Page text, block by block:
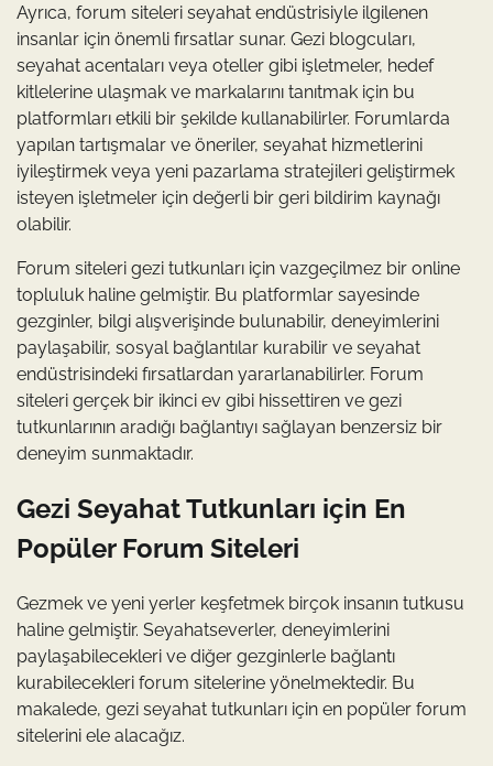
Ayrıca, forum siteleri seyahat endüstrisiyle ilgilenen
insanlar için önemli fırsatlar sunar. Gezi blogcuları,
seyahat acentaları veya oteller gibi işletmeler, hedef
kitlelerine ulaşmak ve markalarını tanıtmak için bu
platformları etkili bir şekilde kullanabilirler. Forumlarda
yapılan tartışmalar ve öneriler, seyahat hizmetlerini
iyileştirmek veya yeni pazarlama stratejileri geliştirmek
isteyen işletmeler için değerli bir geri bildirim kaynağı
olabilir.
Forum siteleri gezi tutkunları için vazgeçilmez bir online
topluluk haline gelmiştir. Bu platformlar sayesinde
gezginler, bilgi alışverişinde bulunabilir, deneyimlerini
paylaşabilir, sosyal bağlantılar kurabilir ve seyahat
endüstrisindeki fırsatlardan yararlanabilirler. Forum
siteleri gerçek bir ikinci ev gibi hissettiren ve gezi
tutkunlarının aradığı bağlantıyı sağlayan benzersiz bir
deneyim sunmaktadır.
Gezi Seyahat Tutkunları için En
Popüler Forum Siteleri
Gezmek ve yeni yerler keşfetmek birçok insanın tutkusu
haline gelmiştir. Seyahatseverler, deneyimlerini
paylaşabilecekleri ve diğer gezginlerle bağlantı
kurabilecekleri forum sitelerine yönelmektedir. Bu
makalede, gezi seyahat tutkunları için en popüler forum
sitelerini ele alacağız.